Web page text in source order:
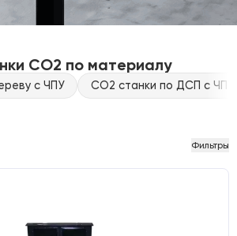
CO2 по материалу
с ЧПУ CO2 станки по ДСП с ЧПУ
Фильтры